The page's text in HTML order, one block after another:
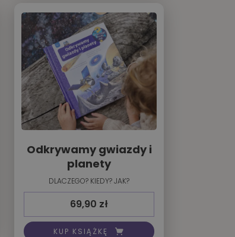
Odkrywamy gwiazdy i
planety
DLACZEGO? KIEDY? JAK?
69,90 zł
KUP KSIĄŻKĘ